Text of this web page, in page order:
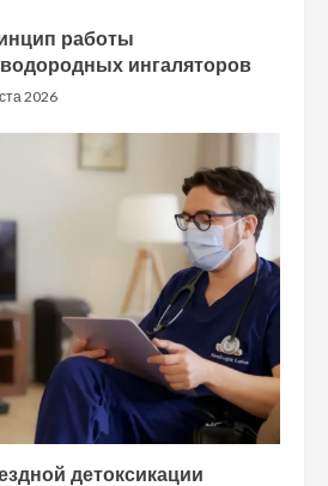
работы
ингаляторов
2026
детоксикации